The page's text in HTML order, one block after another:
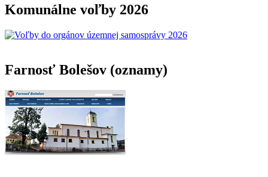
Komunálne voľby 2026
Farnosť Bolešov (oznamy)